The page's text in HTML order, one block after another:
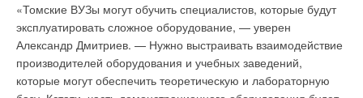
«Томские ВУЗы могут обучить специалистов, которые будут
эксплуатировать сложное оборудование, — уверен
Александр Дмитриев. — Нужно выстраивать взаимодействие
производителей оборудования и учебных заведений,
которые могут обеспечить теоретическую и лабораторную
Каждый терморегулятор Nea можно подключить к одной из
двух недельных таймер-программ. В контроллеры типа Nea
HT и НСТ уже интегрирована внутренняя программа
таймера, поэтому необходимость использования внешнего
таймера в этом случае практически отпадает.